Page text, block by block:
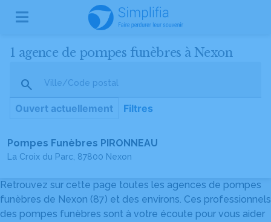
1 agence de pompes funèbres à Nexon
Ville/Code postal
Ouvert actuellement Filtres
Pompes Funèbres PIRONNEAU
La Croix du Parc, 87800 Nexon
Retrouvez sur cette page toutes les agences de pompes
funèbres de Nexon (87) et des environs. Ces professionnels
des pompes funèbres sont à votre écoute pour vous aider